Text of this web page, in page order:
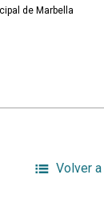
de Marbella
Volver